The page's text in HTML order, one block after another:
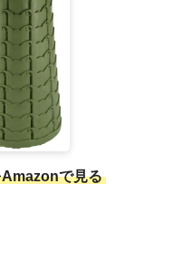
で見る